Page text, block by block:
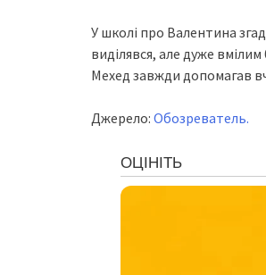
У школі про Валентина
виділявся, але дуже
Мехед завжди допомагав
Джерело: Обозреватель.